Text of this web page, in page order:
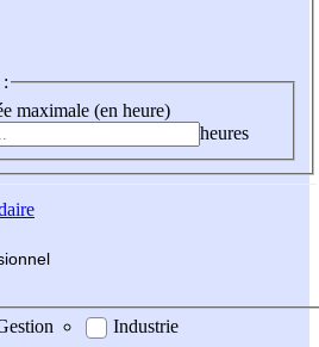
maximale (en heure)
heures
Industrie